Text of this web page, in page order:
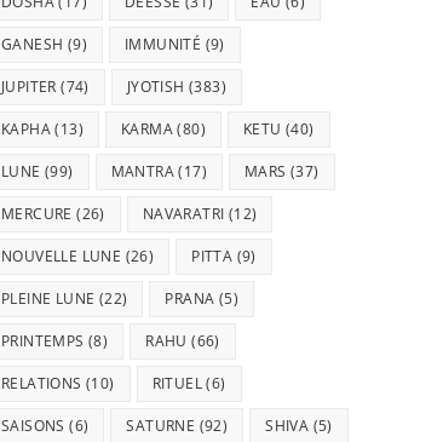
GANESH (9) IMMUNITÉ (9)
JUPITER (74) JYOTISH (383)
KAPHA(13) KARMA(80) KETU (40)
LUNE (99) MANTRA(17) MARS (37)
MERCURE (26) NAVARATRI (12)
NOUVELLE LUNE (26) PITTA (9)
PLEINE LUNE (22) PRANA (5)
PRINTEMPS (8) RAHU (66)
RELATIONS (10) RITUEL(6)
SAISONS (6) SATURNE (92) SHIVA (5)